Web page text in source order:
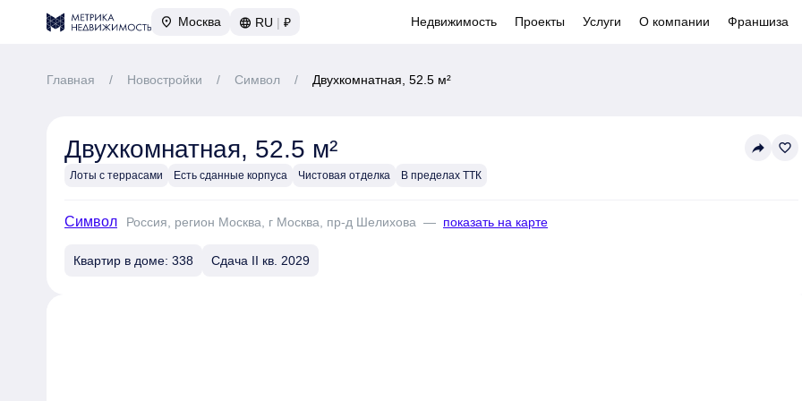
Москва RU | ₽ Недвижимость Проекты Услуги О компании Франшиза
Главная / Новостройки / Символ / Двухкомнатная, 52.5 м²
Двухкомнатная, 52.5 м²
Лоты с террасами Есть сданные корпуса Чистовая отделка В пределах ТТК
reply favorite_border
Символ Россия, регион Москва, г Москва, пр-д Шелихова — показать на карте
Квартир в доме: 338 Сдача II кв. 2029